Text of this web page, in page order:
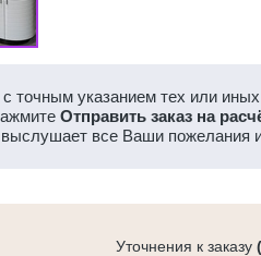
точным указанием тех или
Отправить заказ на
все Ваши пожелания
Уточнения к заказу